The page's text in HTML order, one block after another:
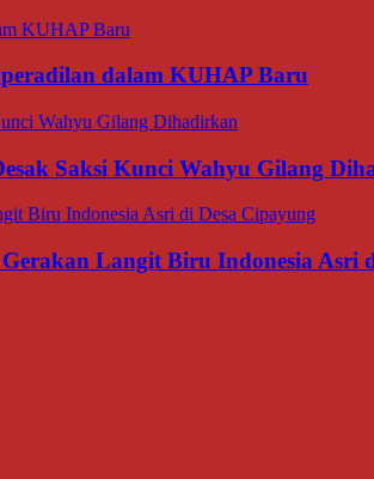
dalam KUHAP Baru
Saksi Kunci Wahyu Gilang
Langit Biru Indonesia Asri